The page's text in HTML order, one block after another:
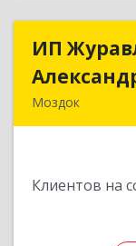
ИП
Моздок
Клиентов на